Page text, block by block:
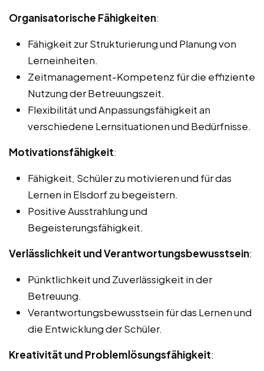
Organisatorische Fähigkeiten:
Fähigkeit zur Strukturierung und Planung von
Lerneinheiten.
Zeitmanagement-Kompetenz für die effiziente
Nutzung der Betreuungszeit.
Flexibilität und Anpassungsfähigkeit an
verschiedene Lernsituationen und Bedürfnisse.
Motivationsfähigkeit:
Fähigkeit, Schüler zu motivieren und für das
Lernen in Elsdorf zu begeistern.
Positive Ausstrahlung und
Begeisterungsfähigkeit.
Verlässlichkeit und Verantwortungsbewusstsein:
Pünktlichkeit und Zuverlässigkeit in der
Betreuung.
Verantwortungsbewusstsein für das Lernen und
die Entwicklung der Schüler.
Kreativität und Problemlösungsfähigkeit: